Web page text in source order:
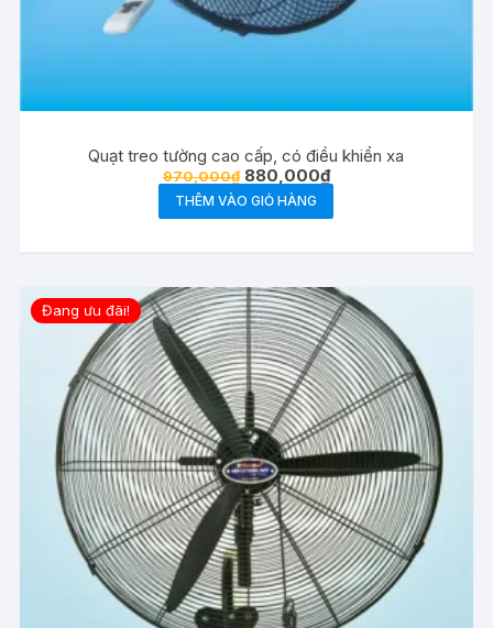
Quạt treo tường cao cấp, có điều khiển xa
970,000₫ Giá
gốc
là:
970,000₫.
880,000₫Giá
hiện
là:
THÊM VÀO GIỎ HÀNG
Đang ưu đãi!